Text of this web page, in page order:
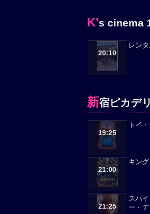
K's cinema
20:10
レン
新宿ピカデ
19:25
トイ
21:00
キン
21:25
スパ
ー・デ